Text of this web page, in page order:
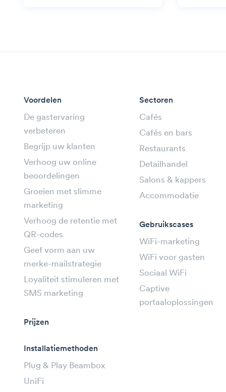
Voordelen
De gastervaring
verbeteren
Begrijp uw klanten
Verhoog uw online
beoordelingen
Groeien met slimme
marketing
Verhoog de retentie met
QR-codes
Geef vorm aan uw
merke-mailstrategie
Loyaliteit stimuleren met
SMS marketing
Prijzen
Installatiemethoden
Plug & Play Beambox
UniFi
Sectoren
Cafés
Cafés en bars
Restaurants
Detailhandel
Salons & kappers
Accommodatie
Gebruikscases
WiFi-marketing
WiFi voor gasten
Sociaal WiFi
Captive
portaaloplossingen